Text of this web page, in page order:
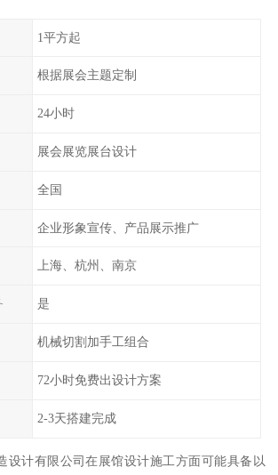
1平方起
根据展会主题定制
24小时
展会展览展台设计
全国
企业形象宣传、产品展示推广
上海、杭州、南京
是
机械切割加手工组合
72小时免费出设计方案
2-3天搭建完成
设计有限公司在展馆设计施工方面可能具备以